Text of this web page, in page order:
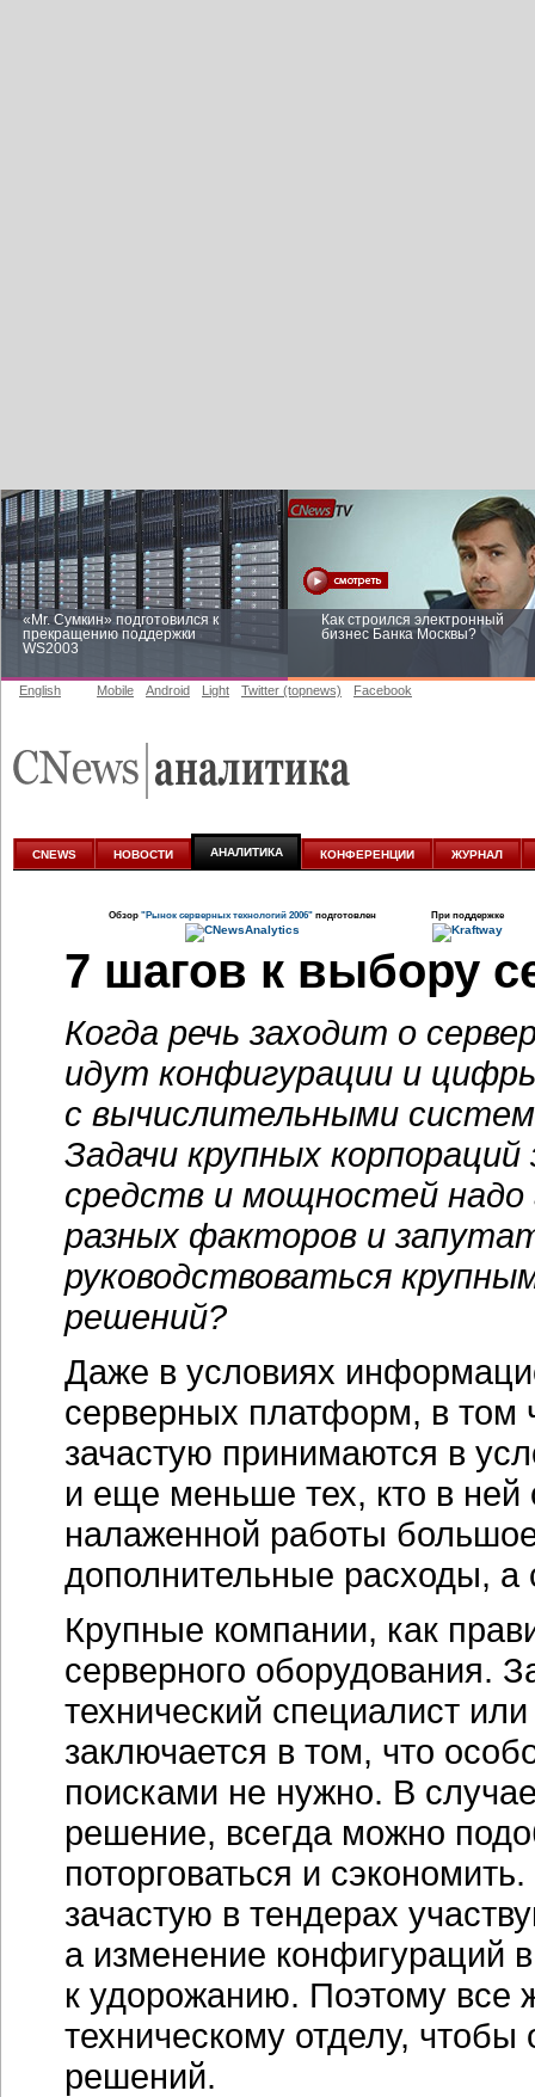
«Mr. Сумкин» подготовился к
прекращению поддержки
WS2003
Как строился электронный
бизнес Банка Москвы?
аналитике
English Mobile Android Light Twitter (topnews) Facebook
CNEWS НОВОСТИ АНАЛИТИКА КОНФЕРЕНЦИИ ЖУРНАЛ
Обзор "Рынок серверных технологий 2006"подготовлен При поддержке
7 шагов к выбору
Когда речь заходит о
идут конфигурации и
с вычислительными
Задачи крупных
средств и мощностей надо
разных факторов и
руководствоваться
решений?
Даже в условиях
серверных платформ, в том
зачастую принимаются в
и еще меньше тех, кто в ней
налаженной работы
дополнительные расходы,
Крупные компании, как
серверного оборудования.
технический специалист
заключается в том, что
поисками не нужно. В
решение, всегда можно
поторговаться и
зачастую в тендерах
а изменение конфигураций
к удорожанию. Поэтому все
техническому отделу,
решений.